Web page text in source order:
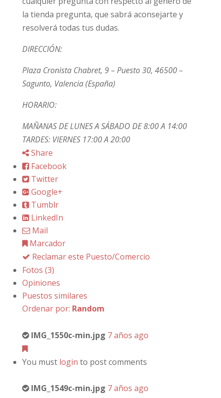
la tienda pregunta, que sabrá aconsejarte y
resolverá todas tus dudas.
DIRECCIÓN:
Plaza Cronista Chabret, 9 – Puesto 30, 46500 –
Sagunto, Valencia (España)
HORARIO:
MAÑANAS DE LUNES A SÁBADO DE 8:00 A 14:00
TARDES: VIERNES 17:00 A 20:00
Share
Facebook
Twitter
Google+
Tumblr
LinkedIn
Mail
Marcador
Reclamar este Puesto/Comercio
Fotos (3)
Opiniones
Puestos similares
Ordenar por: Random
IMG_1550c-min.jpg 7 años ago
You must login to post comments
IMG_1549c-min.jpg 7 años ago